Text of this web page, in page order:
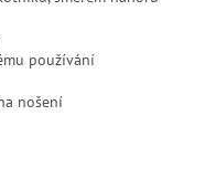
používání
nošení